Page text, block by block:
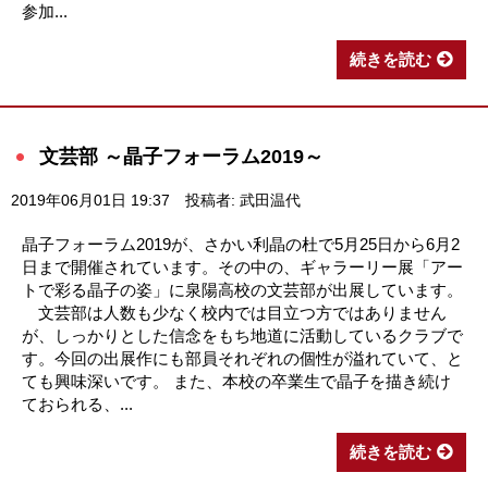
参加...
続きを読む
文芸部 ～晶子フォーラム2019～
2019年06月01日 19:37 投稿者: 武田温代
晶子フォーラム2019が、さかい利晶の杜で5月25日から6月2
日まで開催されています。その中の、ギャラーリー展「アー
トで彩る晶子の姿」に泉陽高校の文芸部が出展しています。
文芸部は人数も少なく校内では目立つ方ではありません
が、しっかりとした信念をもち地道に活動しているクラブで
す。今回の出展作にも部員それぞれの個性が溢れていて、と
ても興味深いです。 また、本校の卒業生で晶子を描き続け
ておられる、...
続きを読む